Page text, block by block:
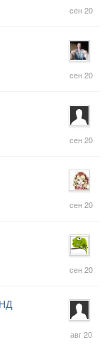
сен
сен
сен
сен
сен
авг